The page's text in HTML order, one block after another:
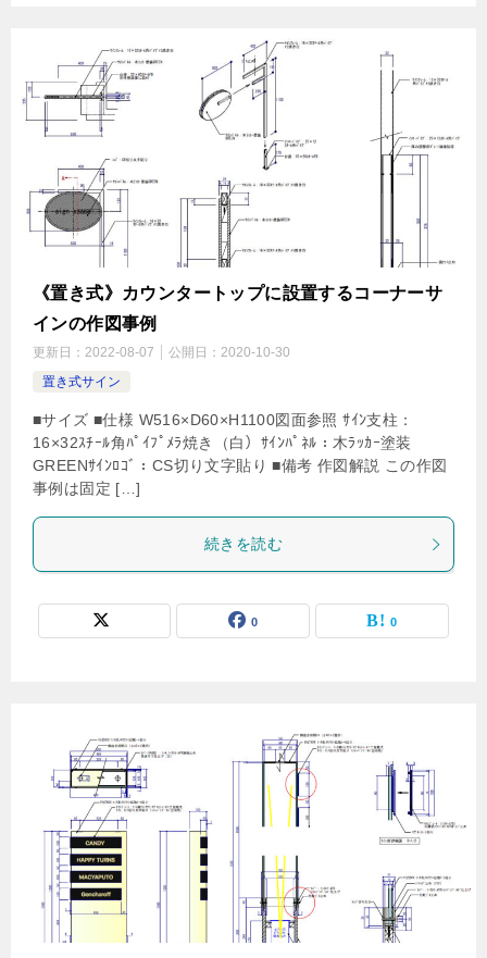
《置き式》カウンタートップに設置するコーナーサ
インの作図事例
更新日： 2022-08-07 公開日： 2020-10-30
置き式サイン
■サイズ ■仕様 W516×D60×H1100図面参照 ｻｲﾝ支柱：
16×32ｽﾁｰﾙ角ﾊﾟｲﾌﾟﾒﾗ焼き（白）ｻｲﾝﾊﾟﾈﾙ：木ﾗｯｶｰ塗装
GREENｻｲﾝﾛｺﾞ：CS切り文字貼り ■備考 作図解説 この作図
事例は固定 […]
続きを読む
0 0